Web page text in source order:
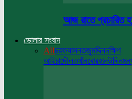
আজ রাতে প্রচারিত
ভোলার সংবাদ
Allচরফ্যাসনতজুমদ্দিনদক্ষিণ
আইচাদৌলতখাঁনবোরহানউদ্দিন